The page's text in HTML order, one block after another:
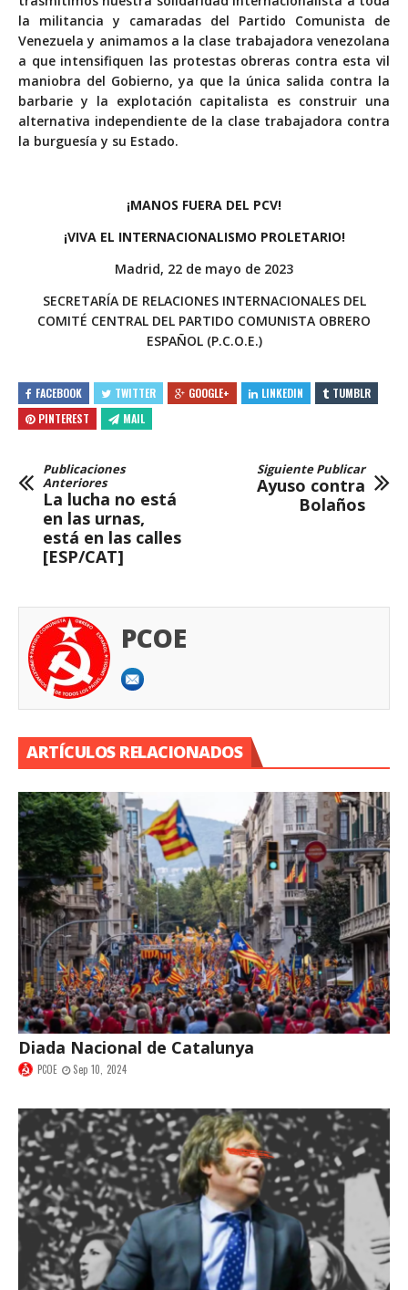
la militancia y camaradas del Partido Comunista de
Venezuela y animamos a la clase trabajadora venezolana
a que intensifiquen las protestas obreras contra esta vil
maniobra del Gobierno, ya que la única salida contra la
barbarie y la explotación capitalista es construir una
alternativa independiente de la clase trabajadora contra
la burguesía y su Estado.
¡MANOS FUERA DEL PCV!
¡VIVA EL INTERNACIONALISMO PROLETARIO!
Madrid, 22 de mayo de 2023
SECRETARÍA DE RELACIONES INTERNACIONALES DEL
COMITÉ CENTRAL DEL PARTIDO COMUNISTA OBRERO
ESPAÑOL (P.C.O.E.)
FACEBOOK TWITTER GOOGLE+ LINKEDIN
TUMBLR
PINTEREST
MAIL
Publicaciones
Anteriores
La lucha no está
en las urnas,
está en las calles
[ESP/CAT]
Siguiente Publicar
Ayuso contra
Bolaños
PCOE
ARTÍCULOS RELACIONADOS
Diada Nacional de Catalunya
PCOE Sep 10, 2024